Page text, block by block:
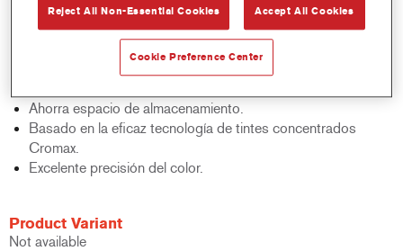
Una sola máquina de mezcla proporciona todas las
calidades de base disolvente: medios y altos sólidos,
acabados y bases bicapa.
Ahorra espacio de almacenamiento.
Basado en la eficaz tecnología de tintes concentrados
Cromax.
Excelente precisión del color.
Product Variant
Not available
Reject All Non-Essential Cookies Accept All Cookies
Cookie Preference Center